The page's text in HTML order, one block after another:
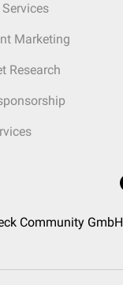
Marketing
Research
Community GmbH